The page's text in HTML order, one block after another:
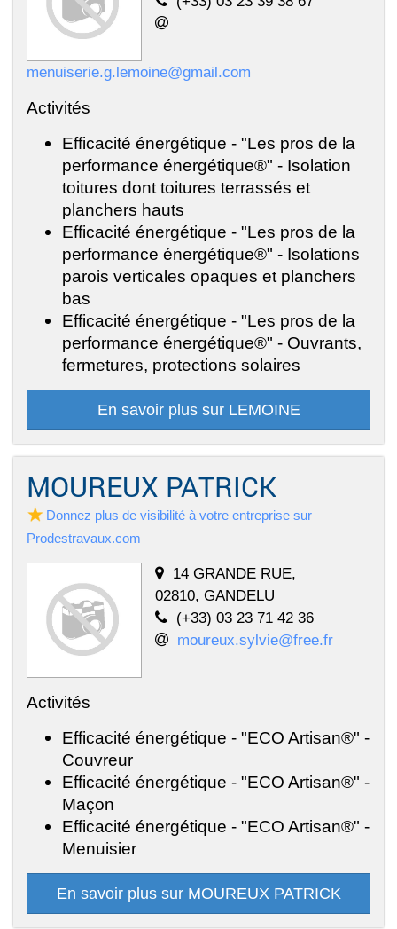
menuiserie.g.lemoine@gmail.com
Activités
Efficacité énergétique - "Les pros de la
performance énergétique®" - Isolation
toitures dont toitures terrassés et
planchers hauts
Efficacité énergétique - "Les pros de la
performance énergétique®" - Isolations
parois verticales opaques et planchers
bas
Efficacité énergétique - "Les pros de la
performance énergétique®" - Ouvrants,
fermetures, protections solaires
En savoir plus sur LEMOINE
MOUREUX PATRICK
Donnez plus de visibilité à votre entreprise sur
Prodestravaux.com
14 GRANDE RUE,
02810, GANDELU
(+33) 03 23 71 42 36
moureux.sylvie@free.fr
Activités
Efficacité énergétique - "ECO Artisan®" -
Couvreur
Efficacité énergétique - "ECO Artisan®" -
Maçon
Efficacité énergétique - "ECO Artisan®" -
Menuisier
En savoir plus sur MOUREUX PATRICK